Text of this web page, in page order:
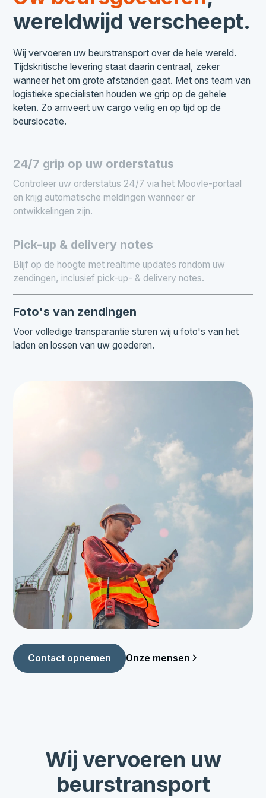
wereldwijd verscheept.
Wij vervoeren uw beurstransport over de hele wereld.
Tijdskritische levering staat daarin centraal, zeker
wanneer het om grote afstanden gaat. Met ons team van
logistieke specialisten houden we grip op de gehele
keten. Zo arriveert uw cargo veilig en op tijd op de
beurslocatie.
24/7 grip op uw orderstatus
Controleer uw orderstatus 24/7 via het Moovle-portaal
en krijg automatische meldingen wanneer er
ontwikkelingen zijn.
Pick-up & delivery notes
Blijf op de hoogte met realtime updates rondom uw
zendingen, inclusief pick-up- & delivery notes.
Foto's van zendingen
Voor volledige transparantie sturen wij u foto's van het
laden en lossen van uw goederen.
Contact opnemen Onze mensen
Wij vervoeren uw
beurstransport